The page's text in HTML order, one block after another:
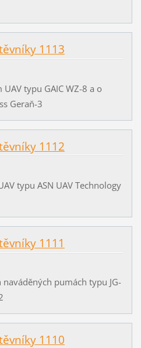
1113
typu GAIC WZ-8 a o
Geraň-3
1112
typu ASN UAV Technology
1111
pumách typu JG-
1110